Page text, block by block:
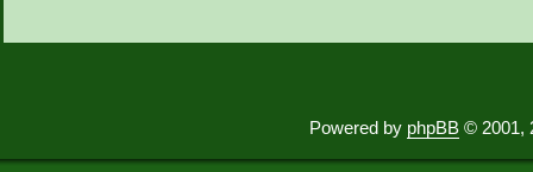
Powered by phpBB © 2001,